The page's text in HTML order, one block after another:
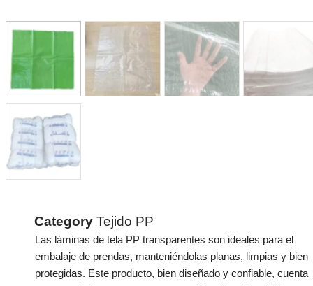
Category Tejido PP
Las láminas de tela PP transparentes son ideales para el
embalaje de prendas, manteniéndolas planas, limpias y bien
protegidas. Este producto, bien diseñado y confiable, cuenta